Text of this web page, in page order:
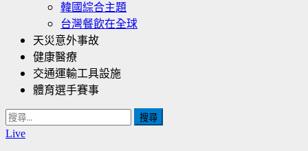
韓國綜合主題
台灣餐飲在全球
天災意外事故
健康醫療
交通運輸工具設施
體育選手賽事
搜
尋
Live